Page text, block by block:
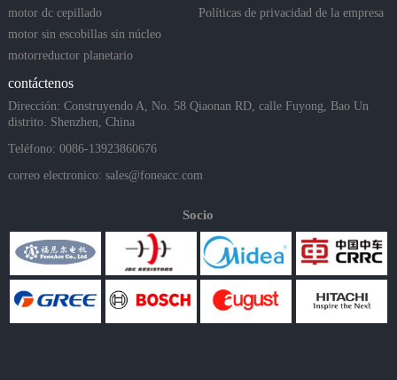
motor dc cepillado
motor sin escobillas sin núcleo
motorreductor planetario
Políticas de privacidad de la empresa
contáctenos
Dirección: Construyendo A, No. 58 Qiaonan RD, calle Fuyong, Bao Un
distrito. Shenzhen, China
Teléfono: 0086-13923860676
correo electronico: sales@foneacc.com
Socio